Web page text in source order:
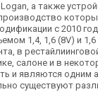
а также
с 2010
1,4, 1,6 (8V) и 1,6
в
салоне и в
и являются одним
существуют